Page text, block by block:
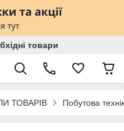
товари
ТОВАРІВ Побутова